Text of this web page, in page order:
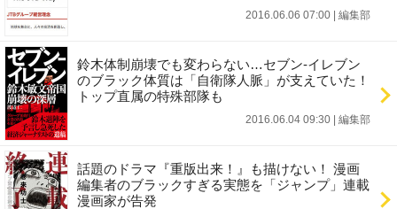
2016.06.06 07:00 編集部
鈴木体制崩壊でも変わらない…セブン-イレブン
のブラック体質は「自衛隊人脈」が支えていた！
トップ直属の特殊部隊も
2016.06.04 09:30 編集部
話題のドラマ『重版出来！』も描けない！ 漫画
編集者のブラックすぎる実態を「ジャンプ」連載
漫画家が告発